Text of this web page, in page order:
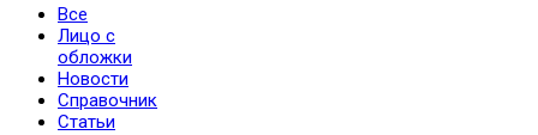
Все
Лицо с
обложки
Новости
Справочник
Статьи